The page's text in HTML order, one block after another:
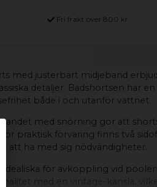
Fri frakt över 800 kr
med justerbart midjeband
detaljer. Badshortsen har
både i och utanför vattnet.
med snörning gör att
praktisk förvaring finns två
att ha med sig nödvändigheter.
idealiska för avkoppling vid
med en vintage-känsla,